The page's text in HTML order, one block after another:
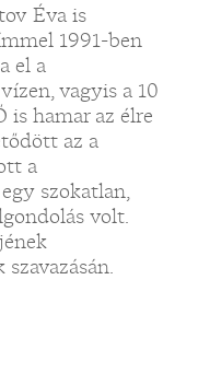
Éva is
1991-ben
el a
vagyis a 10
is hamar az élre
az a
a
szokatlan,
volt.